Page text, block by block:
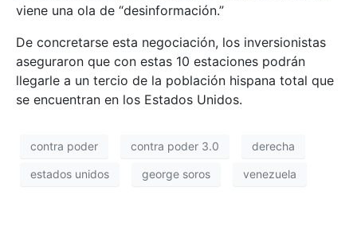
viene una ola de “desinformación.”
De concretarse esta negociación, los inversionistas
aseguraron que con estas 10 estaciones podrán
llegarle a un tercio de la población hispana total que
se encuentran en los Estados Unidos.
contra poder contra poder 3.0 derecha
estados unidos george soros venezuela